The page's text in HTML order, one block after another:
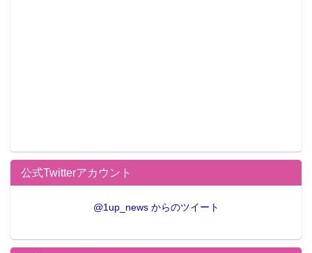
公式Twitterアカウント
@1up_news からのツイート